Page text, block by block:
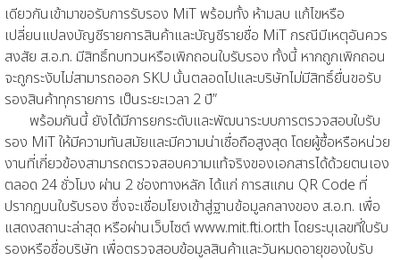
เดียวกันเข้ามาขอรับการรับรอง MiT พร้อมทั้ง ห้ามลบ แก้ไขหรือ
เปลี่ยนแปลงบัญชีรายการสินค้าและบัญชีรายชื่อ MiT กรณีมีเหตุอันควร
สงสัย ส.อ.ท. มีสิทธิ์ทบทวนหรือเพิกถอนใบรับรอง ทั้งนี้ หากถูกเพิกถอน
จะถูกระงับไม่สามารถออก SKU นั้นตลอดไปและบริษัทไม่มีสิทธิ์ยื่นขอรับ
รองสินค้าทุกรายการ เป็นระยะเวลา 2 ปี”
พร้อมกันนี้ ยังได้มีการยกระดับและพัฒนาระบบการตรวจสอบใบรับ
รอง MiT ให้มีความทันสมัยและมีความน่าเชื่อถือสูงสุด โดยผู้ซื้อหรือหน่วย
งานที่เกี่ยวข้องสามารถตรวจสอบความแท้จริงของเอกสารได้ด้วยตนเอง
ตลอด 24 ชั่วโมง ผ่าน 2 ช่องทางหลัก ได้แก่ การสแกน QR Code ที่
ปรากฏบนใบรับรอง ซึ่งจะเชื่อมโยงเข้าสู่ฐานข้อมูลกลางของ ส.อ.ท. เพื่อ
แสดงสถานะล่าสุด หรือผ่านเว็บไซต์ www.mit.fti.or.th โดยระบุเลขที่ใบรับ
รองหรือชื่อบริษัท เพื่อตรวจสอบข้อมูลสินค้าและวันหมดอายุของใบรับ